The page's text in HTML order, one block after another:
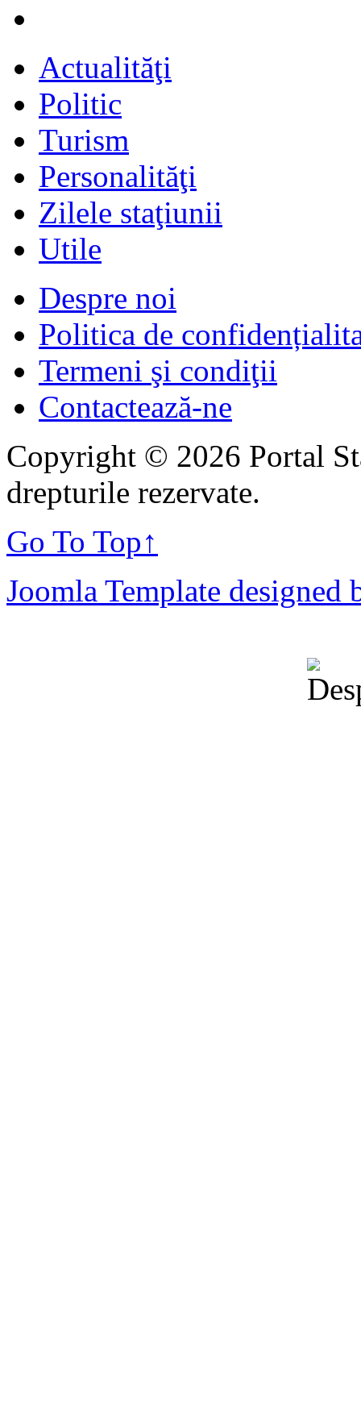
Actualităţi
Politic
Turism
Personalităţi
Zilele staţiunii
Utile
Despre noi
Politica de
Termeni şi condiţii
Contactează-ne
Copyright © 2026 Portal
drepturile rezervate.
Go To Top↑
Joomla Template designed